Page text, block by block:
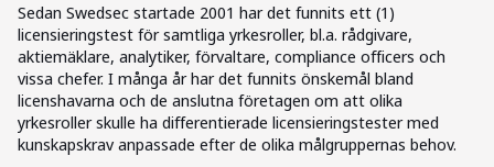
Sedan Swedsec startade 2001 har det funnits ett (1)
licensieringstest för samtliga yrkesroller, bl.a. rådgivare,
aktiemäklare, analytiker, förvaltare, compliance officers och
vissa chefer. I många år har det funnits önskemål bland
licenshavarna och de anslutna företagen om att olika
yrkesroller skulle ha differentierade licensieringstester med
kunskapskrav anpassade efter de olika målgruppernas behov.